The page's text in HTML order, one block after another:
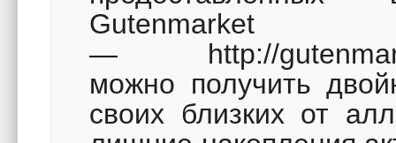
Gutenmarket
— http://
можно получить
своих близких от